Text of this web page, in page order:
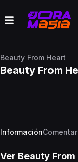
Beauty From Heart
Beauty From
Información
Ver Beauty